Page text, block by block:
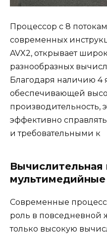
Процессор с 8
современных
AVX2, открывает
разнообразных
Благодаря наличию 4
обеспечивающей
производительность,
эффективно
и требовательными к
Современные
роль в повседневной
только высокую